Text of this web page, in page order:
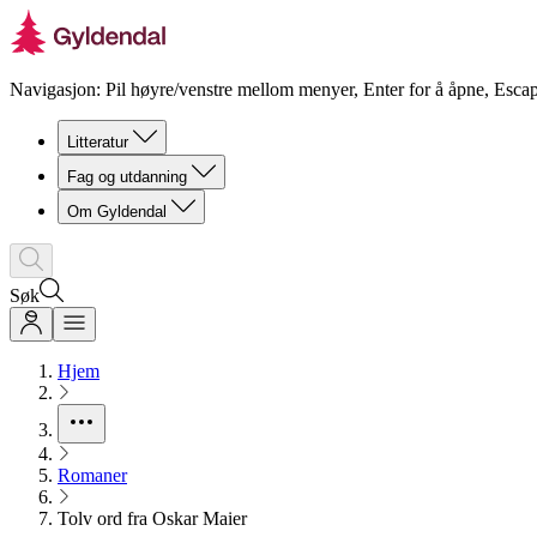
Navigasjon: Pil høyre/venstre mellom menyer, Enter for å åpne,
Litteratur
Fag og utdanning
Om Gyldendal
Søk
Hjem
Romaner
Tolv ord fra Oskar Maier